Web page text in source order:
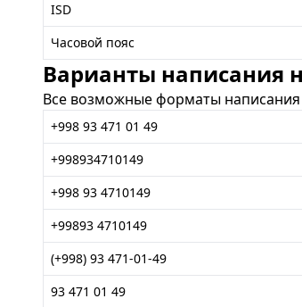
ISD
Часовой пояс
Варианты написания
Все возможные форматы
+998 93 471 01 49
+998934710149
+998 93 4710149
+99893 4710149
(+998) 93 471-01-49
93 471 01 49